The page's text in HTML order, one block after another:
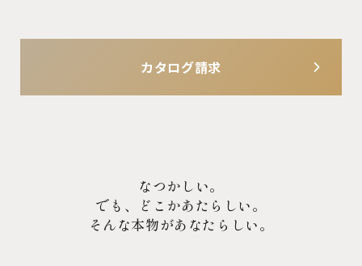
カタログ請求
なつかしい。
でも、どこかあたらしい。
そんな本物があなたらしい。